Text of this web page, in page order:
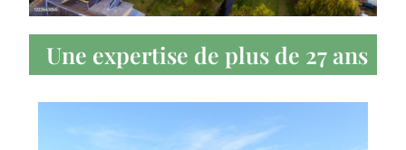
Une expertise de plus de 27 ans